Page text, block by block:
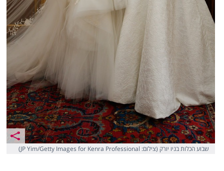
שבוע הכלות בניו יורק (צילום: JP Yim/Getty Images for Kenra Professional)